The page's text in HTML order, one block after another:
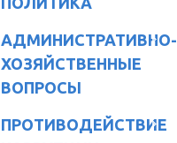
АДМИНИСТРАТИВНО-
ХОЗЯЙСТВЕННЫЕ
ВОПРОСЫ
ПРОТИВОДЕЙСТВИЕ